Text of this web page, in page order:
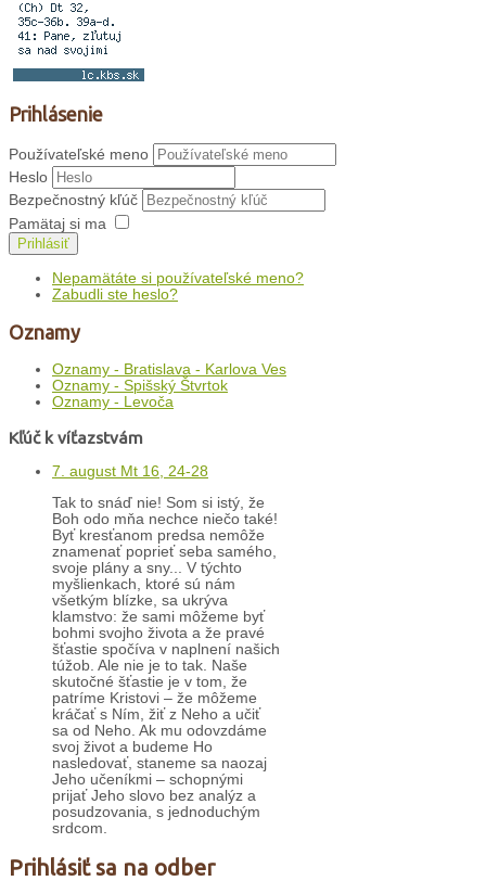
Prihlásenie
Používateľské meno
Heslo
Bezpečnostný kľúč
Pamätaj si ma
Prihlásiť
Nepamätáte si používateľské meno?
Zabudli ste heslo?
Oznamy
Oznamy - Bratislava - Karlova Ves
Oznamy - Spišský Štvrtok
Oznamy - Levoča
Kľúč k víťazstvám
7. august Mt 16, 24-28
Tak to snáď nie! Som si istý, že
Boh odo mňa nechce niečo také!
Byť kresťanom predsa nemôže
znamenať poprieť seba samého,
svoje plány a sny... V týchto
myšlienkach, ktoré sú nám
všetkým blízke, sa ukrýva
klamstvo: že sami môžeme byť
bohmi svojho života a že pravé
šťastie spočíva v naplnení našich
túžob. Ale nie je to tak. Naše
skutočné šťastie je v tom, že
patríme Kristovi – že môžeme
kráčať s Ním, žiť z Neho a učiť
sa od Neho. Ak mu odovzdáme
svoj život a budeme Ho
nasledovať, staneme sa naozaj
Jeho učeníkmi – schopnými
prijať Jeho slovo bez analýz a
posudzovania, s jednoduchým
srdcom.
Prihlásiť sa na odber